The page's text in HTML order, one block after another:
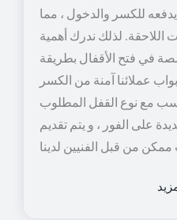
للكسر والدخول ، مما
اللاحقة. لذلك ندرك أهمية
في فتح الأقفال بطريقة
عملائنا آمنة من الكسر
مع نوع القفل المطلوب
على الفور ، و يتم تقديم